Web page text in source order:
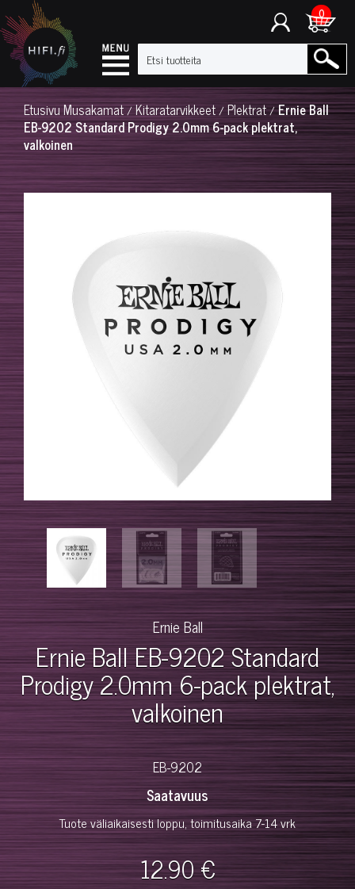
0
EtusivuMusakamat/Kitaratarvikkeet/Plektrat/Ernie Ball
EB-9202 Standard Prodigy 2.0mm 6-pack plektrat,
valkoinen
Ernie Ball
Ernie Ball EB-9202 Standard
Prodigy 2.0mm 6-pack plektrat,
valkoinen
EB-9202
Saatavuus
Tuote väliaikaisesti loppu, toimitusaika 7-14 vrk
12.90 €